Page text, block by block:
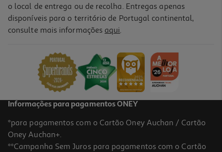
Livro Educar Filhos Felizes Num Mundo De Loucos De Tania García
PVP de editor
17,01 €
o local de entrega ou de recolha. Entregas apenas
disponíveis para o território de Portugal continental,
consulte mais informações aqui.
Informações para pagamentos ONEY
*para pagamentos com o Cartão Oney Auchan / Cartão
Oney Auchan+.
**Campanha Sem Juros para pagamentos com o Cartão